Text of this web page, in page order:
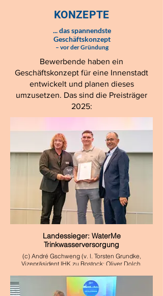
Neubrandenburg, Rostock und
Schwerin sowie die Landessieger 2025:
KONZEPTE
... das spannendste
Geschäftskonzept
– vor der Gründung
Bewerbende haben ein
Geschäftskonzept für eine Innenstadt
entwickelt und planen dieses
umzusetzen. Das sind die Preisträger
2025:
Landessieger: WaterMe
Trinkwasserversorgung
(c) André Gschweng (v. l. Torsten Grundke,
Vizepräsident IHK zu Rostock; Oliver Dolch,
Blank, Minister)